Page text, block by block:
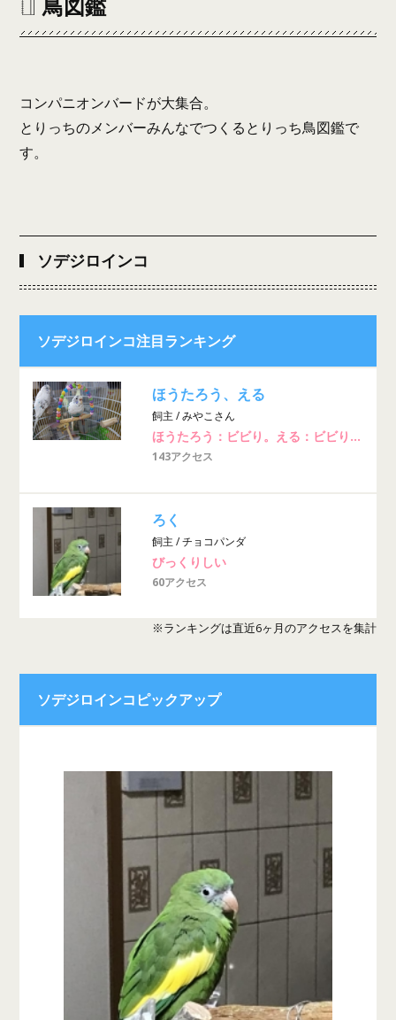
コンパニオンバードが大集合。
とりっちのメンバーみんなでつくるとりっち鳥図鑑で
す。
ソデジロインコ
ソデジロインコ注目ランキング
ほうたろう、える
飼主 / みやこさん
ほうたろう：ビビり。える：ビビりだけどインコには強気。
143アクセス
ろく
飼主 / チョコパンダ
びっくりしい
60アクセス
※ランキングは直近6ヶ月のアクセスを集計
ソデジロインコピックアップ